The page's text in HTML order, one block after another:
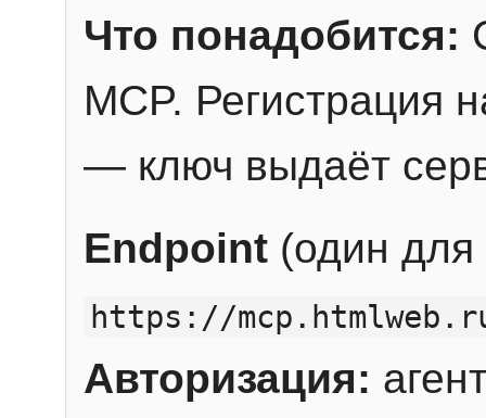
Что понадобится:
MCP. Регистрация
— ключ выдаёт
Endpoint (один для
https://
Авторизация: